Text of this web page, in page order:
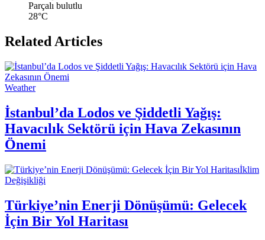
Parçalı bulutlu
28°C
Related Articles
Weather
İstanbul’da Lodos ve Şiddetli Yağış:
Havacılık Sektörü için Hava Zekasının
Önemi
İklim
Değişikliği
Türkiye’nin Enerji Dönüşümü: Gelecek
İçin Bir Yol Haritası